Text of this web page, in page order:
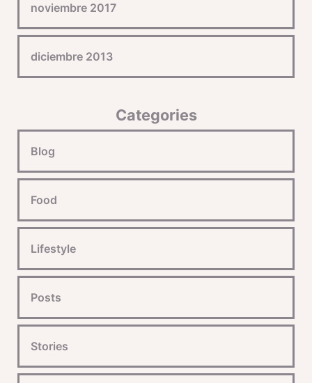
noviembre 2017
diciembre 2013
Categories
Blog
Food
Lifestyle
Posts
Stories